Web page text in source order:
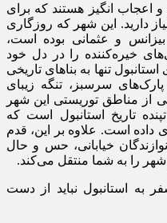
و اعجاب انگیز هستند که برای
دارید. این شهر که روزگاری
و عثمانی بوده است،
خیره‌کننده را در دل خود
تنها به بناهای تاریخی
سرسبز، تنگه زیبای
از مناطق توریستی این شهر
تاریخ استانبول است که
داده است. علاوه بر این، قدم
خیابانی، حس و حال
را به شما منتقل می‌کند.
به استانبول نباید از دست